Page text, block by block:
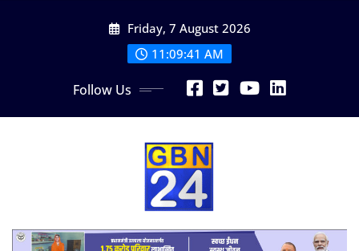
Friday, 7 August 2026
11:09:42 AM
Follow Us